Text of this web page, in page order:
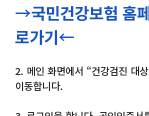
→국민건강보험 홈
로가기←
2. 메인 화면에서 “건강검진 대
이동합니다.